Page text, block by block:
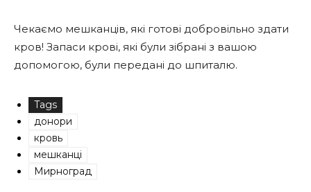
Чекаємо мешканців, які готові добровільно здати
кров! Запаси крові, які були зібрані з вашою
допомогою, були передані до шпиталю.
Tags
донори
кровь
мешканці
Мирноград